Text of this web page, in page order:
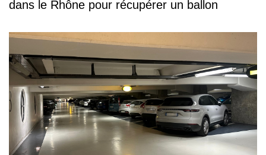
dans le Rhône pour récupérer un ballon